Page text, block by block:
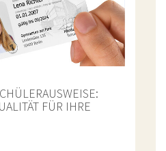
FÜR IHRE